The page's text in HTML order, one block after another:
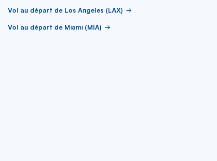
Vol au départ de Los Angeles (LAX)
Vol au départ de Miami (MIA)